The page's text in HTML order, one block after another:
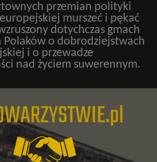
przemian polityki
murszeć i pękać
dotychczas gmach
Polaków o dobrodziejstwach
i o przewadze
nad życiem suwerennym.